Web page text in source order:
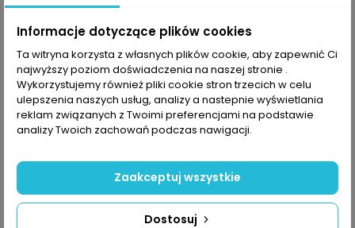
również odpinane i regulowane w szerokim zakresie
szelki.
Stormwall®
Stormwall® to lekki i oddychający materiał
stosowany w produktach najwyższej klasy
odporności na wiatr i wilgoć. Zaawansowane
właściwości techniczne Stormwall® opierają się na
specjalnej technologii szycia łączącej ze sobą
podszewkę z zewnętrzną powierzchnią odzieży.
Informacje dotyczące plików cookies
Ta witryna korzysta z własnych plików cookie, aby zapewnić Ci
najwyższy poziom doświadczenia na naszej stronie .
Wykorzystujemy również pliki cookie stron trzecich w celu
ulepszenia naszych usług, analizy a nastepnie wyświetlania
reklam związanych z Twoimi preferencjami na podstawie
analizy Twoich zachowań podczas nawigacji.
Dostosuj
Zaakceptuj wszystkie